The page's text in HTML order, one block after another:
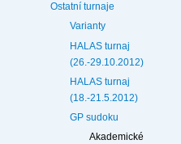
Ostatní turnaje
Varianty
HALAS turnaj
(26.-29.10.2012)
HALAS turnaj
(18.-21.5.2012)
GP sudoku
Akademické